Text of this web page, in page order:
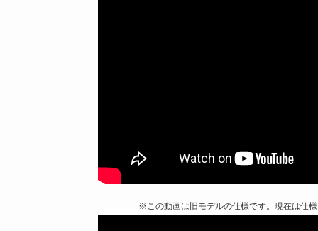
※この動画は旧モデルの仕様です。現在は仕